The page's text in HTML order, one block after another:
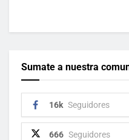
Sumate a nuestra
16k Seguidores
666 Seguidores